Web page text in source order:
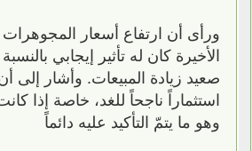
ورأى أن ارتفاع أسعار
الأخيرة كان له تأثير إيجابي
صعيد زيادة المبيعات. وأشار إلى
استثماراً ناجحاً للغد، خاصة إذا
وهو ما يتمّ التأكيد عليه دائماً